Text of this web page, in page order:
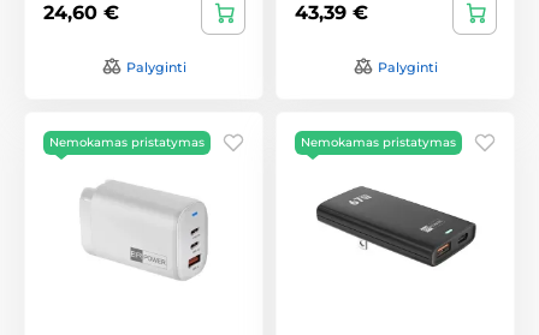
24,60 €
Palyginti
43,39 €
Palyginti
Nemokamas pristatymas Nemokamas pristatymas